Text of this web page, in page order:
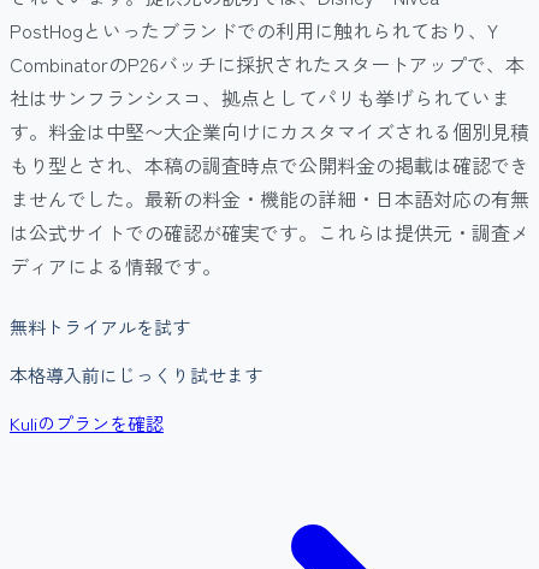
PostHogといったブランドでの利用に触れられており、Y
CombinatorのP26バッチに採択されたスタートアップで、本
社はサンフランシスコ、拠点としてパリも挙げられていま
す。料金は中堅〜大企業向けにカスタマイズされる個別見積
もり型とされ、本稿の調査時点で公開料金の掲載は確認でき
ませんでした。最新の料金・機能の詳細・日本語対応の有無
は公式サイトでの確認が確実です。これらは提供元・調査メ
ディアによる情報です。
無料トライアルを試す
本格導入前にじっくり試せます
Kuliのプランを確認